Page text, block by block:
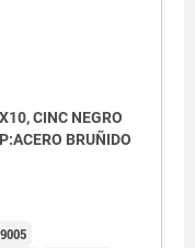
CINC NEGRO
BRUÑIDO